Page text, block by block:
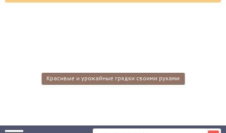
Красивые и урожайные грядки своими руками